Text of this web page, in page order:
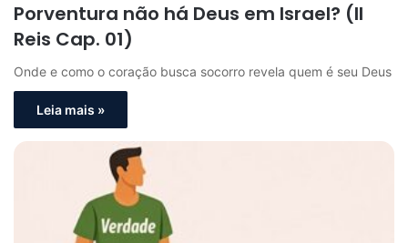
Porventura não há Deus em Israel? (II
Reis Cap. 01)
Onde e como o coração busca socorro revela quem é seu Deus
Leia mais »